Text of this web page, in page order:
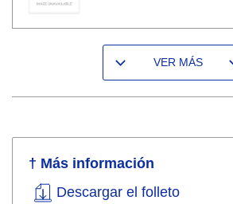
VER MÁS
† Más información
Descargar el folleto